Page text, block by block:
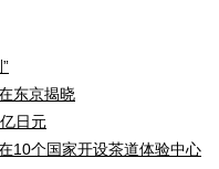
东京揭晓
日元
10个国家开设茶道体验中心